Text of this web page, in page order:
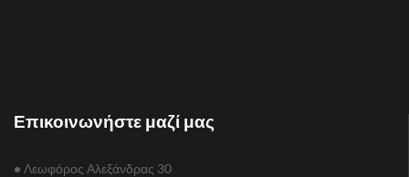
Επικοινωνήστε μαζί μας
• Λεωφόρος Αλεξάνδρας 30